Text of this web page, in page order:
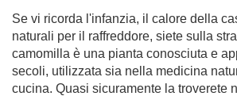
Se vi ricorda l'infanzia, il calore della
naturali per il raffreddore, siete sulla
camomilla è una pianta conosciuta e
secoli, utilizzata sia nella medicina
cucina. Quasi sicuramente la troverete